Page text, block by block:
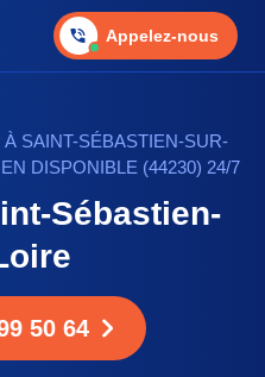
Appelez-nous
SAINT-SÉBASTIEN-SUR-
DISPONIBLE (44230) 24/7
Sébastien-
50 64